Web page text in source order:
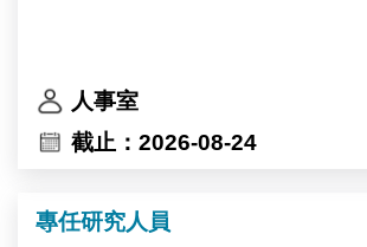
人事室
截止：2026-08-24
專任研究人員